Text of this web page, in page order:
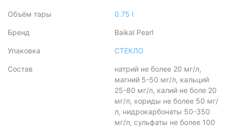
Объём тары 0.75 l
Бренд Baikal Pearl
Упаковка СТЕКЛО
Состав
натрий не более 20 мг/л,
магний 5-50 мг/л, кальций
25-80 мг/л, калий не боле 20
мг/л, хориды не более 50 мг/
л, нидрокарбонаты 50-350
мг/л, сульфаты не более 100